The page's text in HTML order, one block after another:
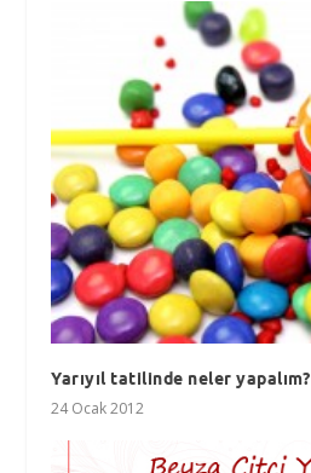
Yarıyıl tatilinde neler yapalım?
24 Ocak 2012